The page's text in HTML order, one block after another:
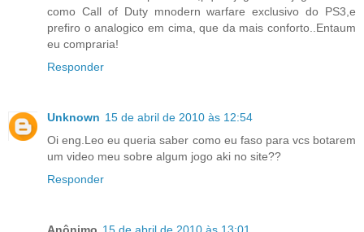
como Call of Duty mnodern warfare exclusivo do PS3,e
prefiro o analogico em cima, que da mais conforto..Entaum
eu compraria!
Responder
Unknown 15 de abril de 2010 às 12:54
Oi eng.Leo eu queria saber como eu faso para vcs botarem
um video meu sobre algum jogo aki no site??
Responder